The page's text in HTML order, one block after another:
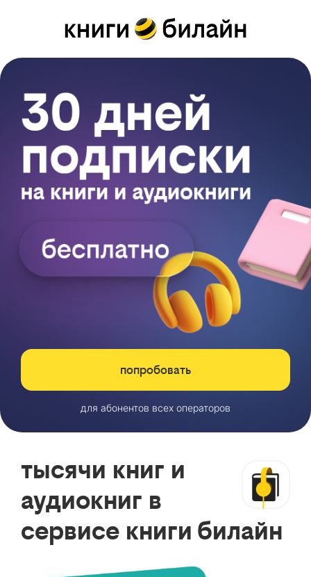
попробовать
для абонентов всех операторов
тысячи книг и
аудиокниг в
сервисе книги билайн